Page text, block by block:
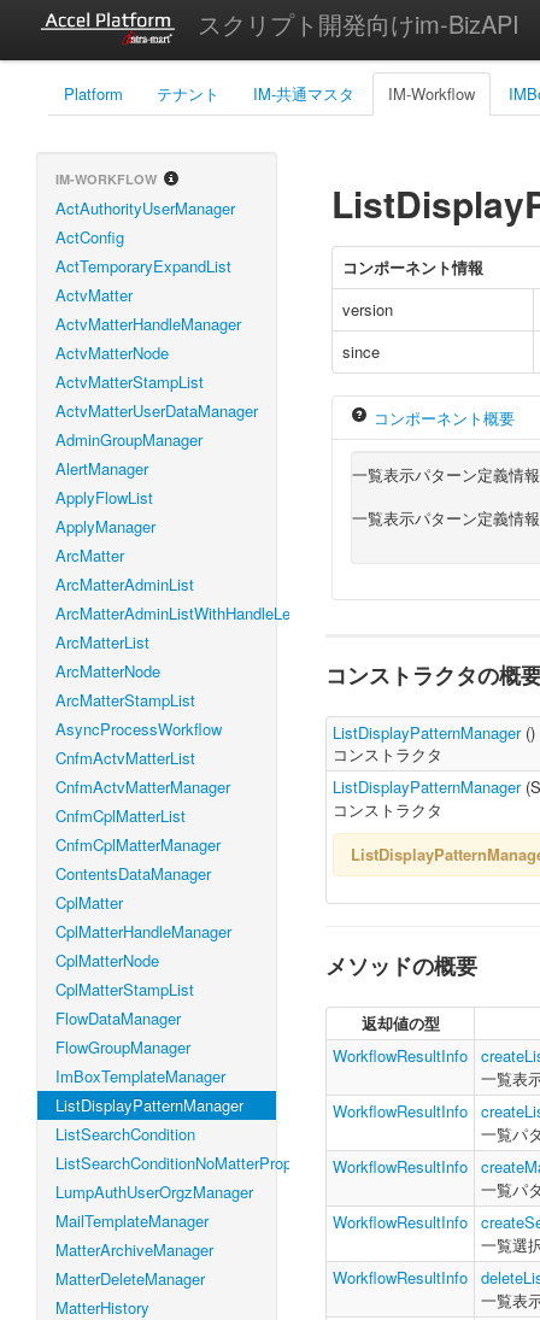
スクリプト開発向けim-BizAPI
Platform テナント IM-共通マスタ IM-Workflow
IM-WORKFLOW
ActAuthorityUserManager
ActConfig
ActTemporaryExpandList
ActvMatter
ActvMatterHandleManager
ActvMatterNode
ActvMatterStampList
ActvMatterUserDataManager
AdminGroupManager
AlertManager
ApplyFlowList
ApplyManager
ArcMatter
ArcMatterAdminList
ArcMatterAdminListWithHandleLevel
ArcMatterList
ArcMatterNode
ArcMatterStampList
AsyncProcessWorkflow
CnfmActvMatterList
CnfmActvMatterManager
CnfmCplMatterList
CnfmCplMatterManager
ContentsDataManager
CplMatter
CplMatterHandleManager
CplMatterNode
CplMatterStampList
FlowDataManager
FlowGroupManager
ImBoxTemplateManager
ListDisplayPatternManager
ListSearchCondition
ListSearchConditionNoMatterProperty
LumpAuthUserOrgzManager
MailTemplateManager
MatterArchiveManager
MatterDeleteManager
MatterHistory
コンポーネント情報
version
since
コンポーネント概要
一覧表示パターン定義情
一覧表示パターン定義情
コンストラクタの概
ListDisplayPatternManager()
コンストラクタ
ListDisplayPatternManager(
コンストラクタ
メソッドの概要
返却値の型
WorkflowResultInfo
一覧表
WorkflowResultInfo
一覧パ
WorkflowResultInfo
一覧パ
WorkflowResultInfo
一覧選
WorkflowResultInfo
一覧表